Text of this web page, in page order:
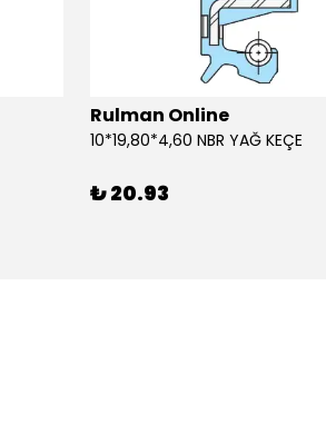
Rulman Online
10*19,80*4,60 NBR YAĞ KEÇE
₺ 20.93